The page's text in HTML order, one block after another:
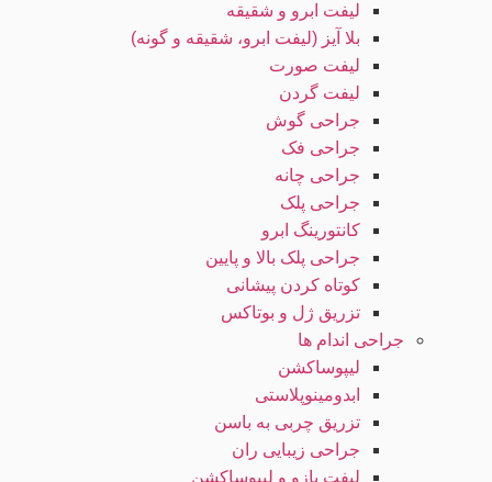
لیفت ابرو و شقیقه
بلا آیز (لیفت ابرو، شقیقه و گونه)
لیفت صورت
لیفت گردن
جراحی گوش
جراحی فک
جراحی چانه
جراحی پلک
کانتورینگ ابرو
جراحی پلک بالا و پایین
کوتاه کردن پیشانی
تزریق ژل و بوتاکس
جراحی اندام ها
لیپوساکشن
ابدومینوپلاستی
تزریق چربی به باسن
جراحی زیبایی ران
لیفت بازو و لیپوساکشن